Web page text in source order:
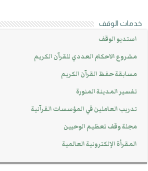
خدمات الوقف
استديو الوقف
مشروع الاحكام العددي للقرآن الكريم
مسابقة حفظ القرآن الكريم
تفسير المدينة المنورة
تدريب العاملين في المؤسسات القرآنية
مجلة وقف تعظيم الوحيين
المقرأة الإلكترونية العالمية